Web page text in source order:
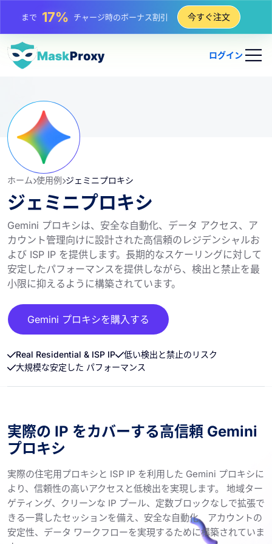
まで25%静的 IP 購入の割引
まで 81%
今すぐ注文
ログイン
ホーム 使用例 ジェミニプロキシ
ジェミニプロキシ
Gemini プロキシは、安全な自動化、データ アクセス、ア
カウント管理向けに設計された高信頼のレジデンシャルお
よび ISP IP を提供します。長期的なスケーリングに対して
安定したパフォーマンスを提供しながら、検出と禁止を最
小限に抑えるように構築されています。
Gemini プロキシを購入する
Real Residential & ISP IP
低い検出と禁止のリスク
大規模な安定した パフォーマンス
実際の IP をカバーする高信頼 Gemini
プロキシ
実際の住宅用プロキシと ISP IP を利用した Gemini プロキシに
より、信頼性の高いアクセスと低検出を実現します。 地域ター
ゲティング、クリーンな IP プール、定数ブロックなしで拡張で
きる一貫したセッションを備え、安全な自動化、アカウントの
安定性、データ ワークフローを実現するために構築されていま